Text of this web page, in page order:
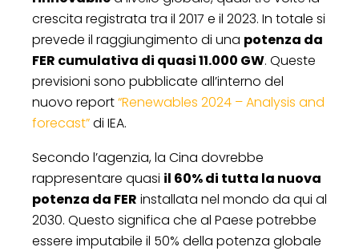
crescita registrata tra il 2017 e il 2023. In totale si
prevede il raggiungimento di una potenza da
FER cumulativa di quasi 11.000 GW. Queste
previsioni sono pubblicate all’interno del
nuovo report“Renewables 2024 – Analysis and
forecast”di IEA.
Secondo l’agenzia, la Cina dovrebbe
rappresentare quasi il 60% di tutta la nuova
potenza da FER installata nel mondo da qui al
2030. Questo significa che al Paese potrebbe
essere imputabile il 50% della potenza globale